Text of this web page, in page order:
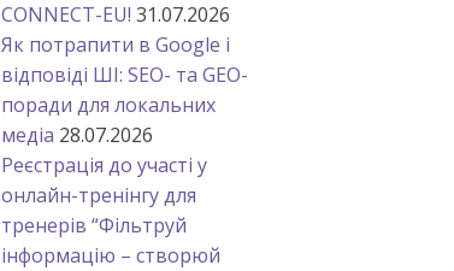
CONNECT-EU! 31.07.2026
Як потрапити в Google і
відповіді ШІ: SEO- та GEO-
поради для локальних
медіа 28.07.2026
Реєстрація до участі у
онлайн-тренінгу для
тренерів “Фільтруй
інформацію – створюй